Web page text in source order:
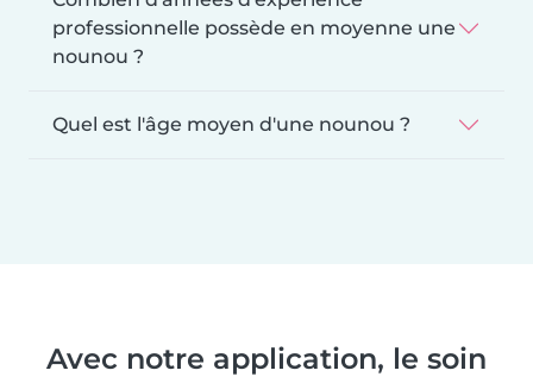
professionnelle possède en moyenne une
nounou ?
Quel est l'âge moyen d'une nounou ?
Avec notre application, le soin